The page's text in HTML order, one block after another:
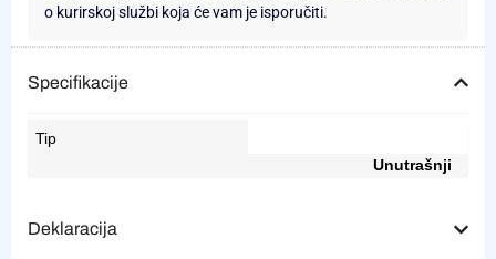
o kurirskoj službi koja će vam je isporučiti.
Specifikacije
Tip
Unutrašnji
Deklaracija